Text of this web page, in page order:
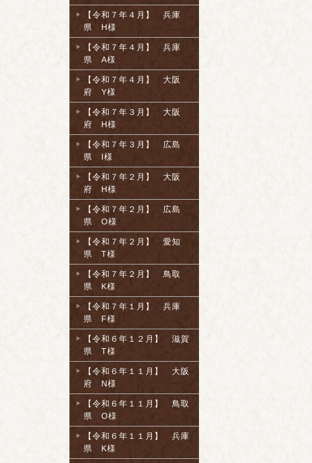
【令和７年４月】 兵庫
県 H様
【令和７年４月】 兵庫
県 A様
【令和７年４月】 大阪
府 Y様
【令和７年３月】 大阪
府 H様
【令和７年３月】 広島
県 I様
【令和７年２月】 大阪
府 H様
【令和７年２月】 広島
県 O様
【令和７年２月】 愛知
県 T様
【令和７年２月】 鳥取
県 K様
【令和７年１月】 兵庫
県 F様
【令和６年１２月】 滋賀
県 T様
【令和６年１１月】 大阪
府 N様
【令和６年１１月】 鳥取
県 O様
【令和６年１１月】 兵庫
県 K様